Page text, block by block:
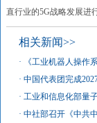
直行业的5G战略发展进
相关新闻>>
· 《工业机器人操作
·中国代表团完成
·工业和信息化部量
·中社部召开《中共